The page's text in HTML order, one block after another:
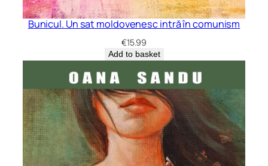
Bunicul. Un sat moldovenesc intră în comunism
€15.99
Add to basket